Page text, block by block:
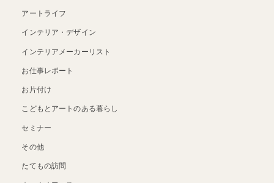
アートライフ
インテリア・デザイン
インテリアメーカーリスト
お仕事レポート
お片付け
こどもとアートのある暮らし
セミナー
その他
たてもの訪問